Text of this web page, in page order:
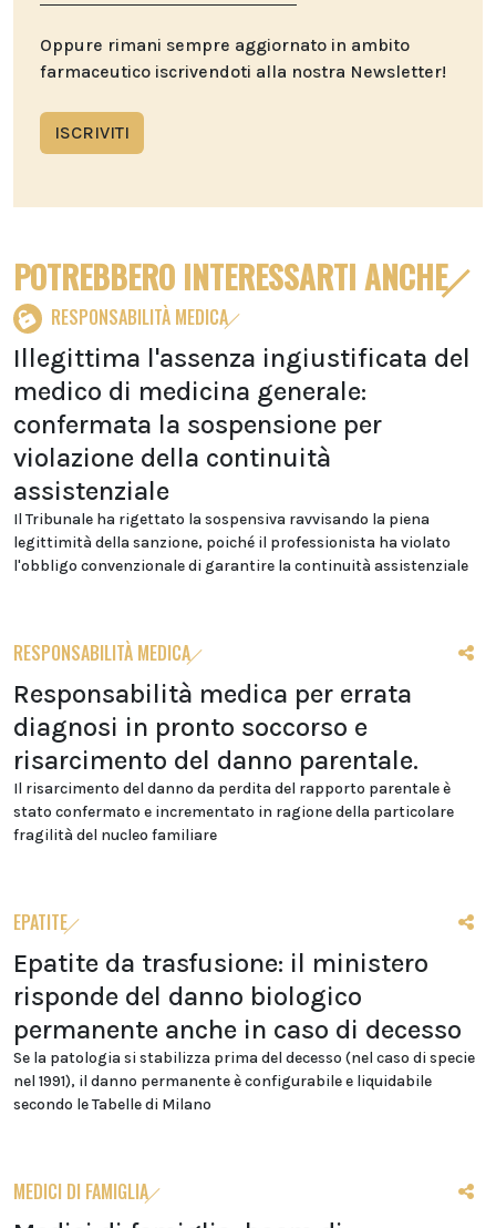
Oppure rimani sempre aggiornato in ambito
farmaceutico iscrivendoti alla nostra Newsletter!
ISCRIVITI
POTREBBERO INTERESSARTI ANCHE
RESPONSABILITÀ MEDICA
Illegittima l'assenza ingiustificata del
medico di medicina generale:
confermata la sospensione per
violazione della continuità
assistenziale
Il Tribunale ha rigettato la sospensiva ravvisando la piena
legittimità della sanzione, poiché il professionista ha violato
l'obbligo convenzionale di garantire la continuità assistenziale
RESPONSABILITÀ MEDICA
Responsabilità medica per errata
diagnosi in pronto soccorso e
risarcimento del danno parentale.
Il risarcimento del danno da perdita del rapporto parentale è
stato confermato e incrementato in ragione della particolare
fragilità del nucleo familiare
EPATITE
Epatite da trasfusione: il ministero
risponde del danno biologico
permanente anche in caso di decesso
Se la patologia si stabilizza prima del decesso (nel caso di specie
nel 1991), il danno permanente è configurabile e liquidabile
secondo le Tabelle di Milano
MEDICI DI FAMIGLIA